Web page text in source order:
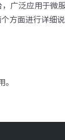
广泛应用于微
方面进行详细